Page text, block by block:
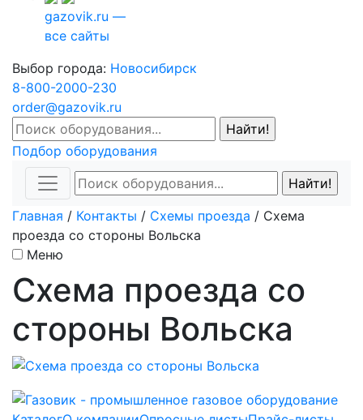
gazovik.ru —
все сайты
Выбор города: Новосибирск
8-800-2000-230
order@gazovik.ru
Подбор оборудования
Главная / Контакты / Схемы проезда / Схема
проезда со стороны Вольска
Меню
Схема проезда со
стороны Вольска